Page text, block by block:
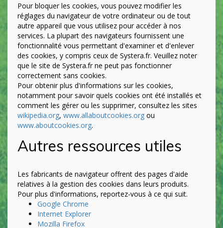
Pour bloquer les cookies, vous pouvez modifier les
réglages du navigateur de votre ordinateur ou de tout
autre appareil que vous utilisez pour accéder à nos
services. La plupart des navigateurs fournissent une
fonctionnalité vous permettant d'examiner et d'enlever
des cookies, y compris ceux de Systera.fr. Veuillez noter
que le site de Systera.fr ne peut pas fonctionner
correctement sans cookies.
Pour obtenir plus d'informations sur les cookies,
notamment pour savoir quels cookies ont été installés et
comment les gérer ou les supprimer, consultez les sites
wikipedia.org, www.allaboutcookies.org ou
www.aboutcookies.org.
Autres ressources utiles
Les fabricants de navigateur offrent des pages d'aide
relatives à la gestion des cookies dans leurs produits.
Pour plus d'informations, reportez-vous à ce qui suit.
Google Chrome
Internet Explorer
Mozilla Firefox